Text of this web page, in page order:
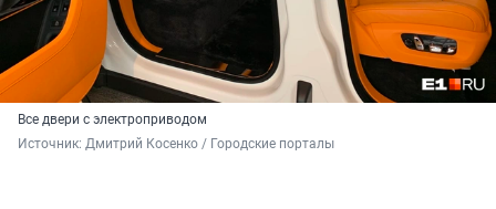
Все двери с электроприводом
Источник: Дмитрий Косенко / Городские порталы